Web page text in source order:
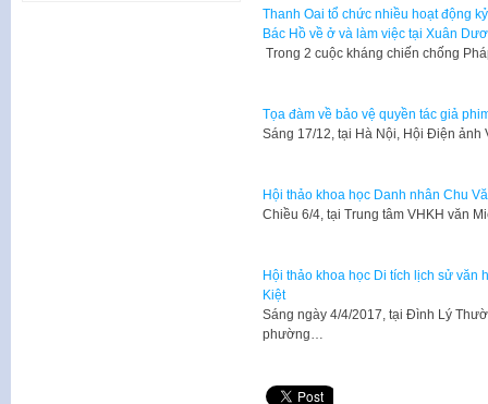
Thanh Oai tổ chức nhiều hoạt động
Bác Hồ về ở và làm việc tại Xuân
Trong 2 cuộc kháng chiến chống
Tọa đàm về bảo vệ quyền tác giả
​Sáng 17/12, tại Hà Nội, Hội Điện
Hội thảo khoa học Danh nhân Chu
Chiều 6/4, tại Trung tâm VHKH văn
Hội thảo khoa học Di tích lịch sử
Kiệt
Sáng ngày 4/4/2017, tại Đình Lý
phường…